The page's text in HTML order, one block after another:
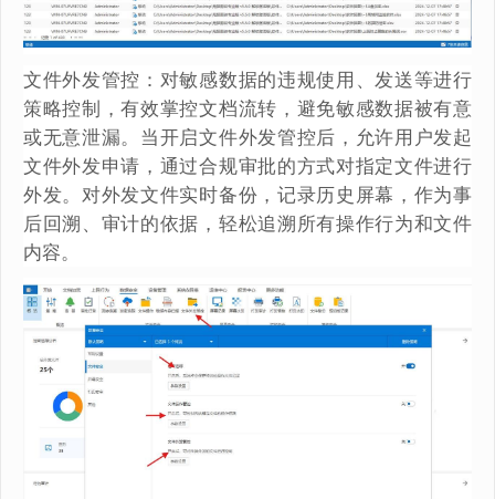
文件外发管控：对敏感数据的违规使用、发送等进行
策略控制，有效掌控文档流转，避免敏感数据被有意
或无意泄漏。当开启文件外发管控后，允许用户发起
文件外发申请，通过合规审批的方式对指定文件进行
外发。对外发文件实时备份，记录历史屏幕，作为事
后回溯、审计的依据，轻松追溯所有操作行为和文件
内容。